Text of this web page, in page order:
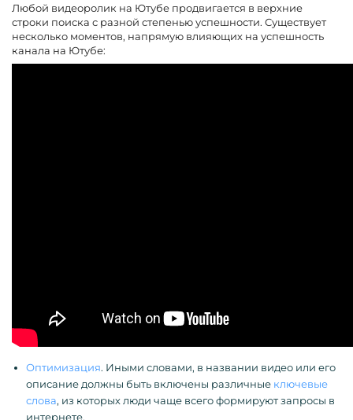
Любой видеоролик на Ютубе продвигается в верхние
строки поиска с разной степенью успешности. Существует
несколько моментов, напрямую влияющих на успешность
канала на Ютубе:
Оптимизация. Иными словами, в названии видео или его
описание должны быть включены различные ключевые
слова, из которых люди чаще всего формируют запросы в
интернете.